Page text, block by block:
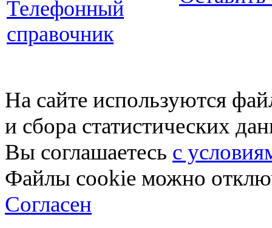
Телефонный
справочник
На сайте используются
и сбора статистических
Вы соглашаетесь с
Файлы cookie можно
Согласен